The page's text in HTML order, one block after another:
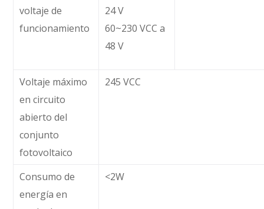
voltaje de
funcionamiento
24 V
60~230 VCC a
48 V
Voltaje máximo
en circuito
abierto del
conjunto
fotovoltaico
245 VCC
Consumo de
energía en
<2W